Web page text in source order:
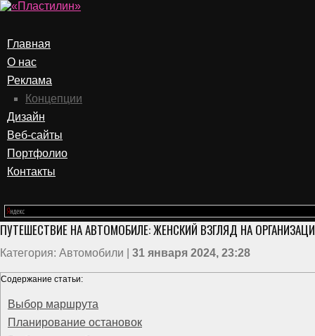
Главная
О нас
Реклама
Концепции
Дизайн
Веб-сайты
Портфолио
Контакты
ПУТЕШЕСТВИЕ НА АВТОМОБИЛЕ: ЖЕНСКИЙ ВЗГЛЯД НА
Категория: Автомобили | 31 января 2024, 23:28
Содержание статьи:
Выбор маршрута
Планирование остановок